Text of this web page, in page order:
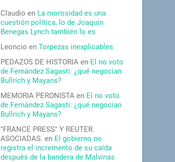
Claudio en La morosidad es una
cuestión política, lo de Joaquín
Benegas Lynch también lo es
Leoncio enTorpezas inexplicables
PEDAZOS DE HISTORIA en El no voto
de Fernández Sagasti: ¿qué negocian
Bullrich y Mayans?
MEMORIA PERONISTA en El no voto
de Fernández Sagasti: ¿qué negocian
Bullrich y Mayans?
"FRANCE PRESS" Y REUTER
ASOCIADAS. en El gobierno no
registra el incremento de su caída
después de la bandera de Malvinas